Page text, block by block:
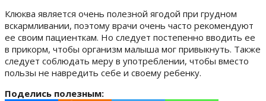
Клюква является очень полезной ягодой при грудном
вскармливании, поэтому врачи очень часто рекомендуют
ее своим пациенткам. Но следует постепенно вводить ее
в прикорм, чтобы организм малыша мог привыкнуть. Также
следует соблюдать меру в употреблении, чтобы вместо
пользы не навредить себе и своему ребенку.
Поделись полезным: